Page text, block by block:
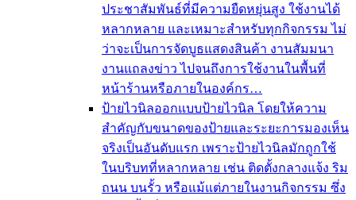
ประชาสัมพันธ์ที่มีความยืดหยุ่นสูง ใช้งานได้
หลากหลาย และเหมาะสำหรับทุกกิจกรรม ไม่
ว่าจะเป็นการจัดบูธแสดงสินค้า งานสัมมนา
งานแถลงข่าว ไปจนถึงการใช้งานในพื้นที่
หน้าร้านหรือภายในองค์กร…
ป้ายไวนิลออกแบบป้ายไวนิล โดยให้ความ
สำคัญกับขนาดของป้ายและระยะการมองเห็น
จริงเป็นอันดับแรก เพราะป้ายไวนิลมักถูกใช้
ในบริบทที่หลากหลาย เช่น ติดตั้งกลางแจ้ง ริม
ถนน บนรั้ว หรือแม้แต่ภายในงานกิจกรรม ซึ่ง